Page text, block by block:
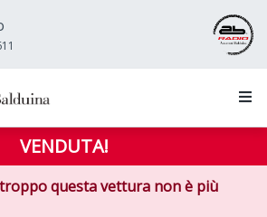
VENDUTA!
questa vettura non è più